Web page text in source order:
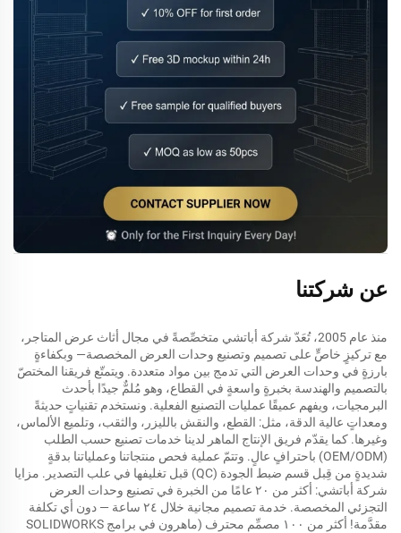
عن شركتنا
منذ عام 2005، تُعَدّ شركة أباتشي متخصِّصةً في مجال أثاث عرض المتاجر،
مع تركيزٍ خاصٍّ على تصميم وتصنيع وحدات العرض المخصصة— وبكفاءةٍ
بارزةٍ في وحدات العرض التي تدمج بين مواد متعددة. ويتمتّع فريقنا المختصّ
بالتصميم والهندسة بخبرةٍ واسعةٍ في القطاع، وهو مُلمٌّ جيدًا بأحدث
البرمجيات، ويفهم عميقًا عمليات التصنيع الفعلية. ونستخدم تقنياتٍ حديثةً
ومعداتٍ عالية الدقة، مثل: القطع، والنقش بالليزر، والثقب، وتلميع الألماس،
وغيرها. كما يقدّم فريق الإنتاج الماهر لدينا خدمات تصنيع حسب الطلب
(OEM/ODM) باحترافٍ عالٍ. وتتمّ عملية فحص منتجاتنا وعملياتنا بدقةٍ
شديدةٍ من قِبل قسم ضبط الجودة (QC) قبل تغليفها في علب التصدير. مزايا
شركة أباتشي: أكثر من ٢٠ عامًا من الخبرة في تصنيع وحدات العرض
التجزئي المخصصة. خدمة تصميم مجانية خلال ٢٤ ساعة — دون أي تكلفة
مقدَّمة! أكثر من ١٠٠ مصمِّم محترف (ماهرون في برامج SOLIDWORKS